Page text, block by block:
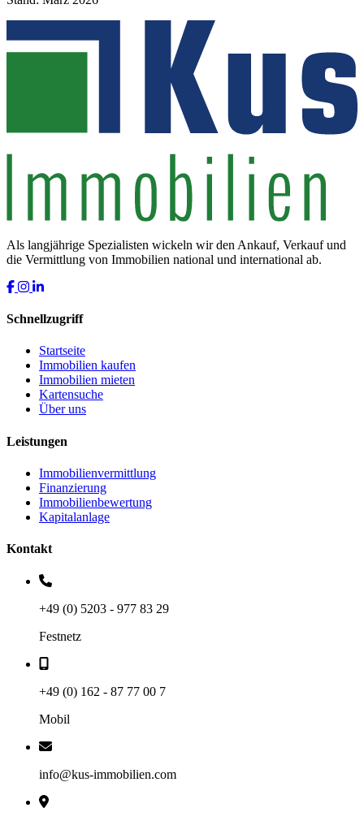
Als langjährige Spezialisten wickeln wir den Ankauf, Verkauf und
die Vermittlung von Immobilien national und international ab.
Schnellzugriff
Startseite
Immobilien kaufen
Immobilien mieten
Kartensuche
Über uns
Leistungen
Immobilienvermittlung
Finanzierung
Immobilienbewertung
Kapitalanlage
Kontakt
+49 (0) 5203 - 977 83 29
Festnetz
+49 (0) 162 - 87 77 00 7
Mobil
info@kus-immobilien.com